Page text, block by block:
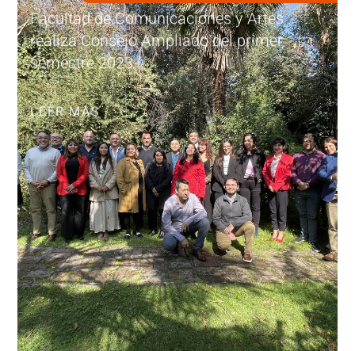
Facultad de Comunicaciones y Artes
realiza Consejo Ampliado del primer
semestre 2023
LEER MÁS